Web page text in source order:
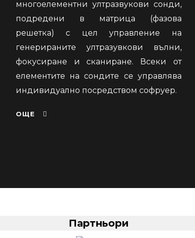
многоелементни ултразвукови сонди,
подредени в матрица (фазова
решетка) с цел управление на
генерираните ултразувкови вълни,
фокусиране и сканиране. Всеки от
елементите на сондите се управлява
индивидуално посредством софруер.
ОЩЕ
Партньори